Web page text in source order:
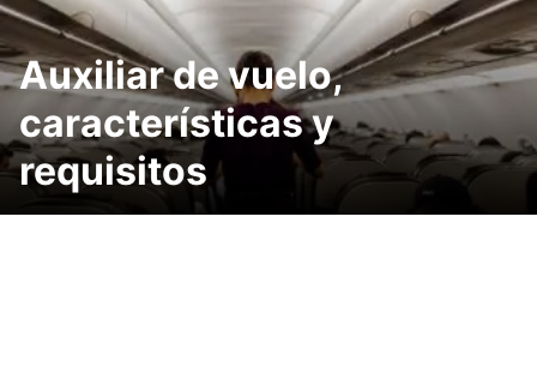
Auxiliar de vuelo,
características y
requisitos